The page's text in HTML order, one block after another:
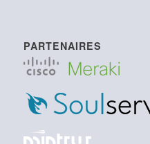
PARTENAIRES